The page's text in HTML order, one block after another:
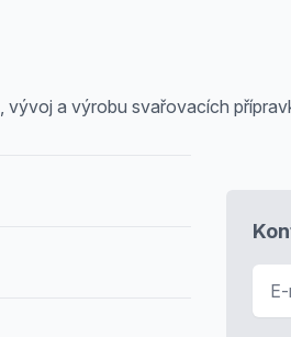
a výrobu svařovacích